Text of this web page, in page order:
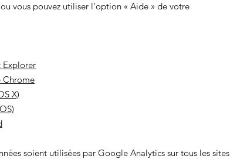
vous pouvez utiliser l'option « Aide » de votre
Explorer
Chrome
X)
soient utilisées par Google Analytics sur tous les sites